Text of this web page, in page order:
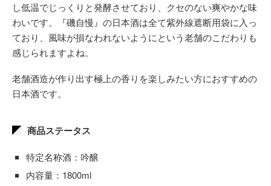
し低温でじっくりと発酵させており、クセのない爽やかな味
わいです。『磯自慢』の日本酒は全て紫外線遮断用袋に入っ
ており、風味が損なわれないようにという老舗のこだわりも
感じられますよね。
老舗酒造が作り出す極上の香りを楽しみたい方におすすめの
日本酒です。
商品ステータス
特定名称酒：吟醸
内容量：1800ml